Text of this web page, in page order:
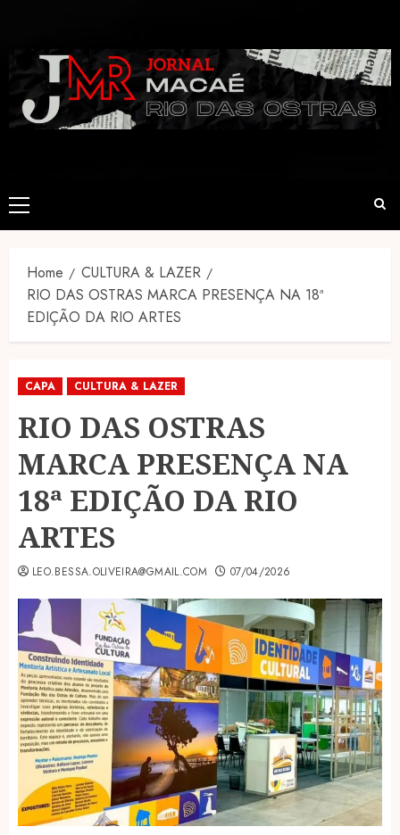
content
Primary
Menu
Home
CULTURA & LAZER
RIO DAS OSTRAS MARCA PRESENÇA NA 18ª
EDIÇÃO DA RIO ARTES
CAPA CULTURA & LAZER
RIO DAS OSTRAS
MARCA PRESENÇA NA
18ª EDIÇÃO DA RIO
ARTES
LEO.BESSA.OLIVEIRA@GMAIL.COM 07/04/2026